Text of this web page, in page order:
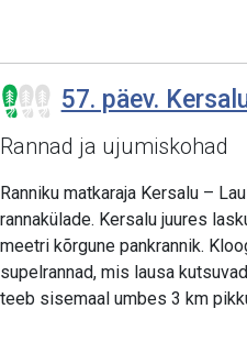
57. päev.
Rannad ja ujumiskohad
Ranniku matkaraja Kersalu –
rannakülade. Kersalu juures
meetri kõrgune pankrannik.
supelrannad, mis lausa
teeb sisemaal umbes 3 km